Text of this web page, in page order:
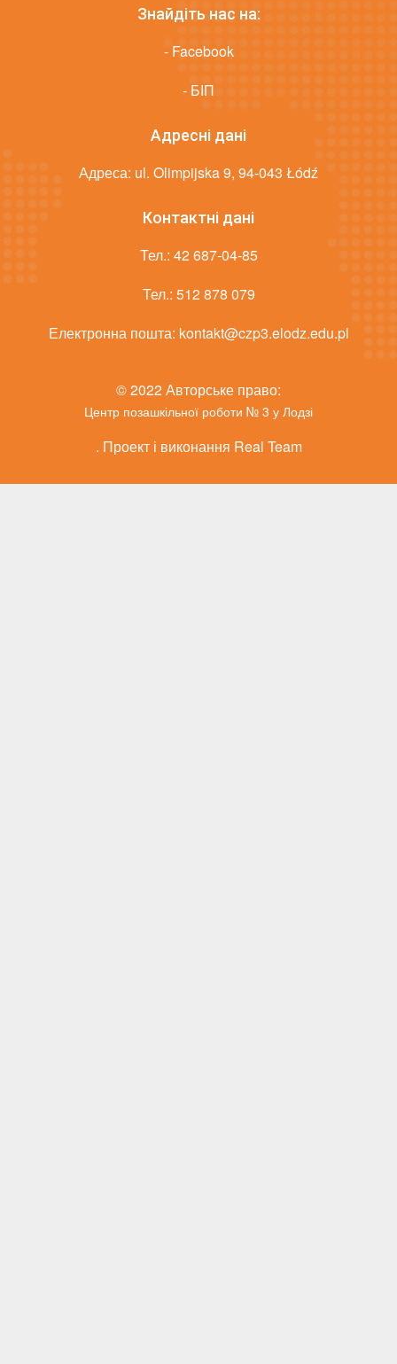
Знайдіть нас на:
- Facebook
- БІП
Адресні дані
Адреса: ul. Olimpijska 9, 94-043 Łódź
Контактні дані
Тел.: 42 687-04-85
Тел.: 512 878 079
Електронна пошта: kontakt@czp3.elodz.edu.pl
© 2022 Авторське право:
Центр позашкільної роботи № 3 у Лодзі
. Проект і виконання Real Team